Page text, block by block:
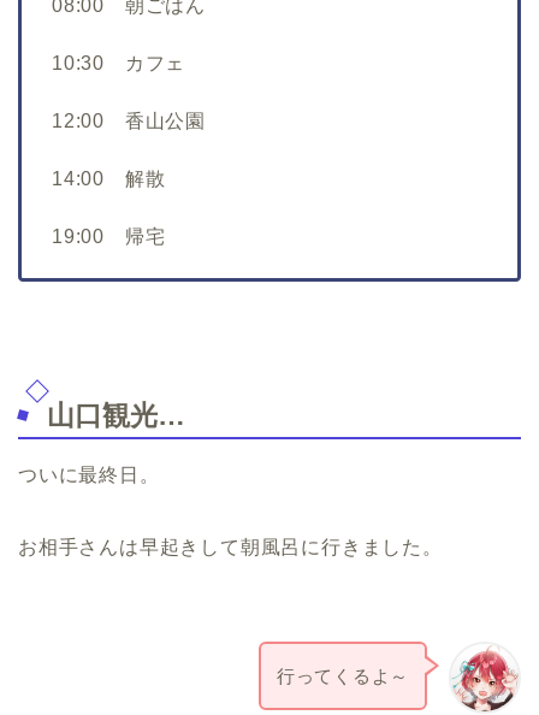
08:00 朝ごはん
10:30 カフェ
12:00 香山公園
14:00 解散
19:00 帰宅
山口観光…
ついに最終日。
お相手さんは早起きして朝風呂に行きました。
行ってくるよ～